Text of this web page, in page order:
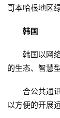
哥本哈根地区
韩国
韩国以网
的生态、智慧
合公共通
以方便的开展